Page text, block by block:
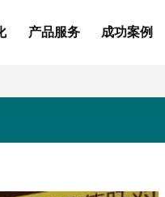
产品服务 成功案例